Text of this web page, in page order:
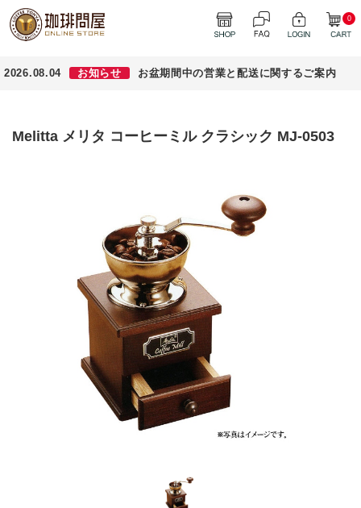
0
2026.08.04 お知らせ お盆期間中の営業と配送に関するご案内
Melitta メリタ コーヒーミル クラシック MJ-0503